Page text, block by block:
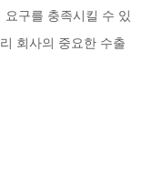
구를 충족시킬 수 있
회사의 중요한 수출